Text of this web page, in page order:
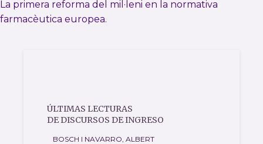
La primera reforma del mil·leni en la normativa
farmacèutica europea.
ÚLTIMAS LECTURAS
DE DISCURSOS DE INGRESO
BOSCH I NAVARRO, ALBERT